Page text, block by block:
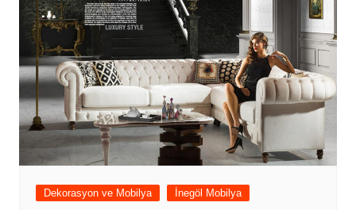
Dekorasyon ve Mobilya İnegöl Mobilya